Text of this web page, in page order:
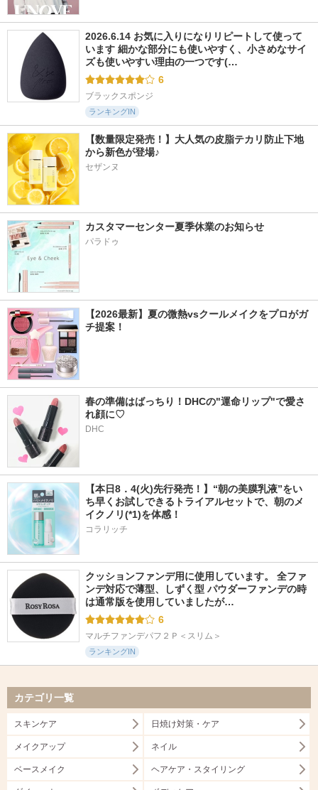
2026.6.14 お気に入りになりリピートして使って
います 細かな部分にも使いやすく、小さめなサイ
ズも使いやすい理由の一つです(…
6
ブラックスポンジ
ランキングIN
【数量限定発売！】大人気の皮脂テカリ防止下地
から新色が登場♪
セザンヌ
カスタマーセンター夏季休業のお知らせ
パラドゥ
【2026最新】夏の微熱vsクールメイクをプロがガ
チ提案！
春の準備はばっちり！DHCの"運命リップ"で愛さ
れ顔に♡
DHC
【本日8．4(火)先行発売！】“朝の美膜乳液”をい
ち早くお試しできるトライアルセットで、朝のメ
イクノリ(*1)を体感！
コラリッチ
クッションファンデ用に使用しています。 全ファ
ンデ対応で薄型、しずく型 パウダーファンデの時
は通常版を使用していましたが…
6
マルチファンデパフ２Ｐ＜スリム＞
ランキングIN
カテゴリ一覧
スキンケア 日焼け対策・ケア
メイクアップ ネイル
ベースメイク ヘアケア・スタイリング